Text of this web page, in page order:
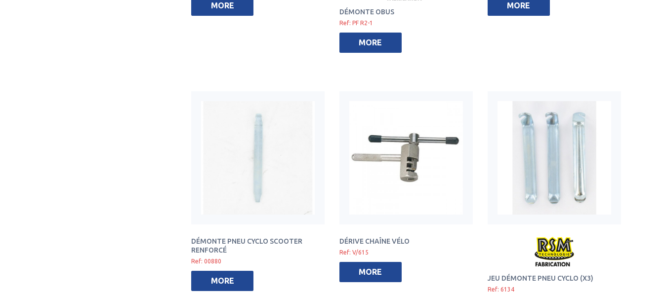
MORE
DÉMONTE OBUS
Ref: PF R2-1
MORE
MORE
DÉMONTE PNEU CYCLO SCOOTER
RENFORCÉ
Ref: 00880
MORE
DÉRIVE CHAÎNE VÉLO
Ref: V/615
MORE
JEU DÉMONTE PNEU CYCLO (X3)
Ref: 6134